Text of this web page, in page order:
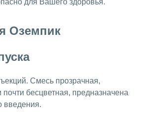
Оземпик
Смесь прозрачная,
почти бесцветная, предназначена
введения.